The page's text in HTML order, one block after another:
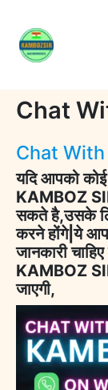
content
Chat
Chat
यदि आपको कोई
KAMBOZ
सकते है,उसके
करने होंगे|ये
जानकारी
KAMBOZ
जाएगी,